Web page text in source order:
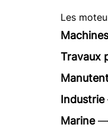
Les
Travaux
Industrie
Marine—